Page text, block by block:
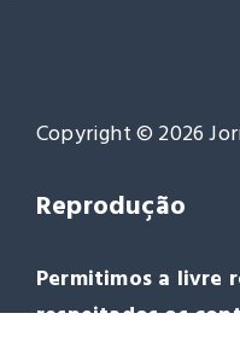
Copyright © 2026
Reprodução
Permitimos a livre
respeitados os